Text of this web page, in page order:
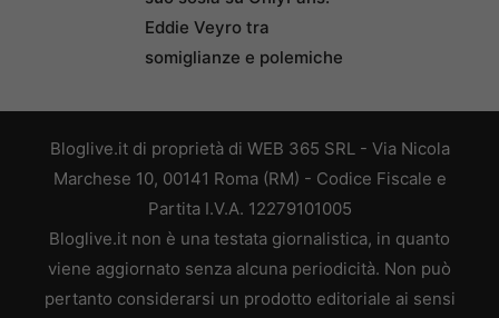
Eddie Veyro tra
somiglianze e polemiche
Bloglive.it di proprietà di WEB 365 SRL - Via Nicola
Marchese 10, 00141 Roma (RM) - Codice Fiscale e
Partita I.V.A. 12279101005
Bloglive.it non è una testata giornalistica, in quanto
viene aggiornato senza alcuna periodicità. Non può
pertanto considerarsi un prodotto editoriale ai sensi